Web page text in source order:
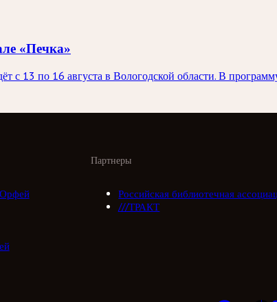
«Печка»
с 13 по 16 августа в Вологодской области. В
Партнеры
Российская библиотечная
///ТРАКТ